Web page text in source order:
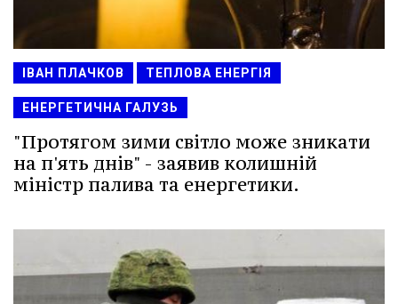
ІВАН ПЛАЧКОВ ТЕПЛОВА ЕНЕРГІЯ
ЕНЕРГЕТИЧНА ГАЛУЗЬ
"Протягом зими світло може зникати
на п'ять днів" - заявив колишній
міністр палива та енергетики.